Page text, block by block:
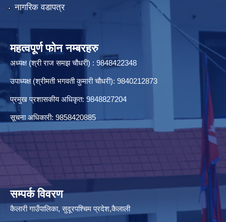
नागरिक वडापत्र
महत्वपूर्ण फोन नम्बरहरु
अध्यक्ष (श्री राज समझ चौधरी) : 9848422348
उपाध्यक्ष (श्रीमती भगवती कुमारी चौधरी): 9840212873
प्रमुख प्रशासकीय अधिकृत: 9848827204
सूचना अधिकारी: 9858420885
सम्पर्क विवरण
कैलारी गाउँपालिका, सुदूरपश्चिम प्रदेश,कैलाली